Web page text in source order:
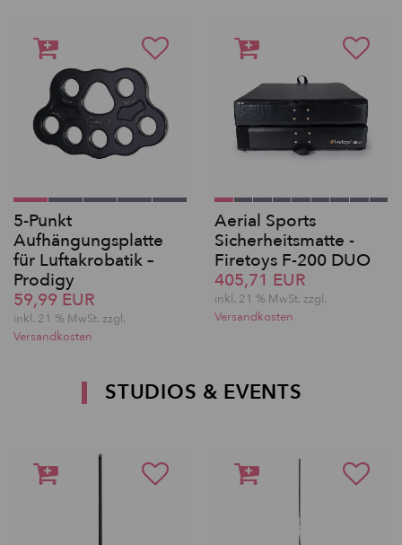
5-Punkt
Aufhängungsplatte
für Luftakrobatik –
Prodigy
59,99 EUR
inkl. 21 % MwSt. zzgl.
Versandkosten
Aerial Sports
Sicherheitsmatte -
Firetoys F-200 DUO
405,71 EUR
inkl. 21 % MwSt. zzgl.
Versandkosten
STUDIOS & EVENTS